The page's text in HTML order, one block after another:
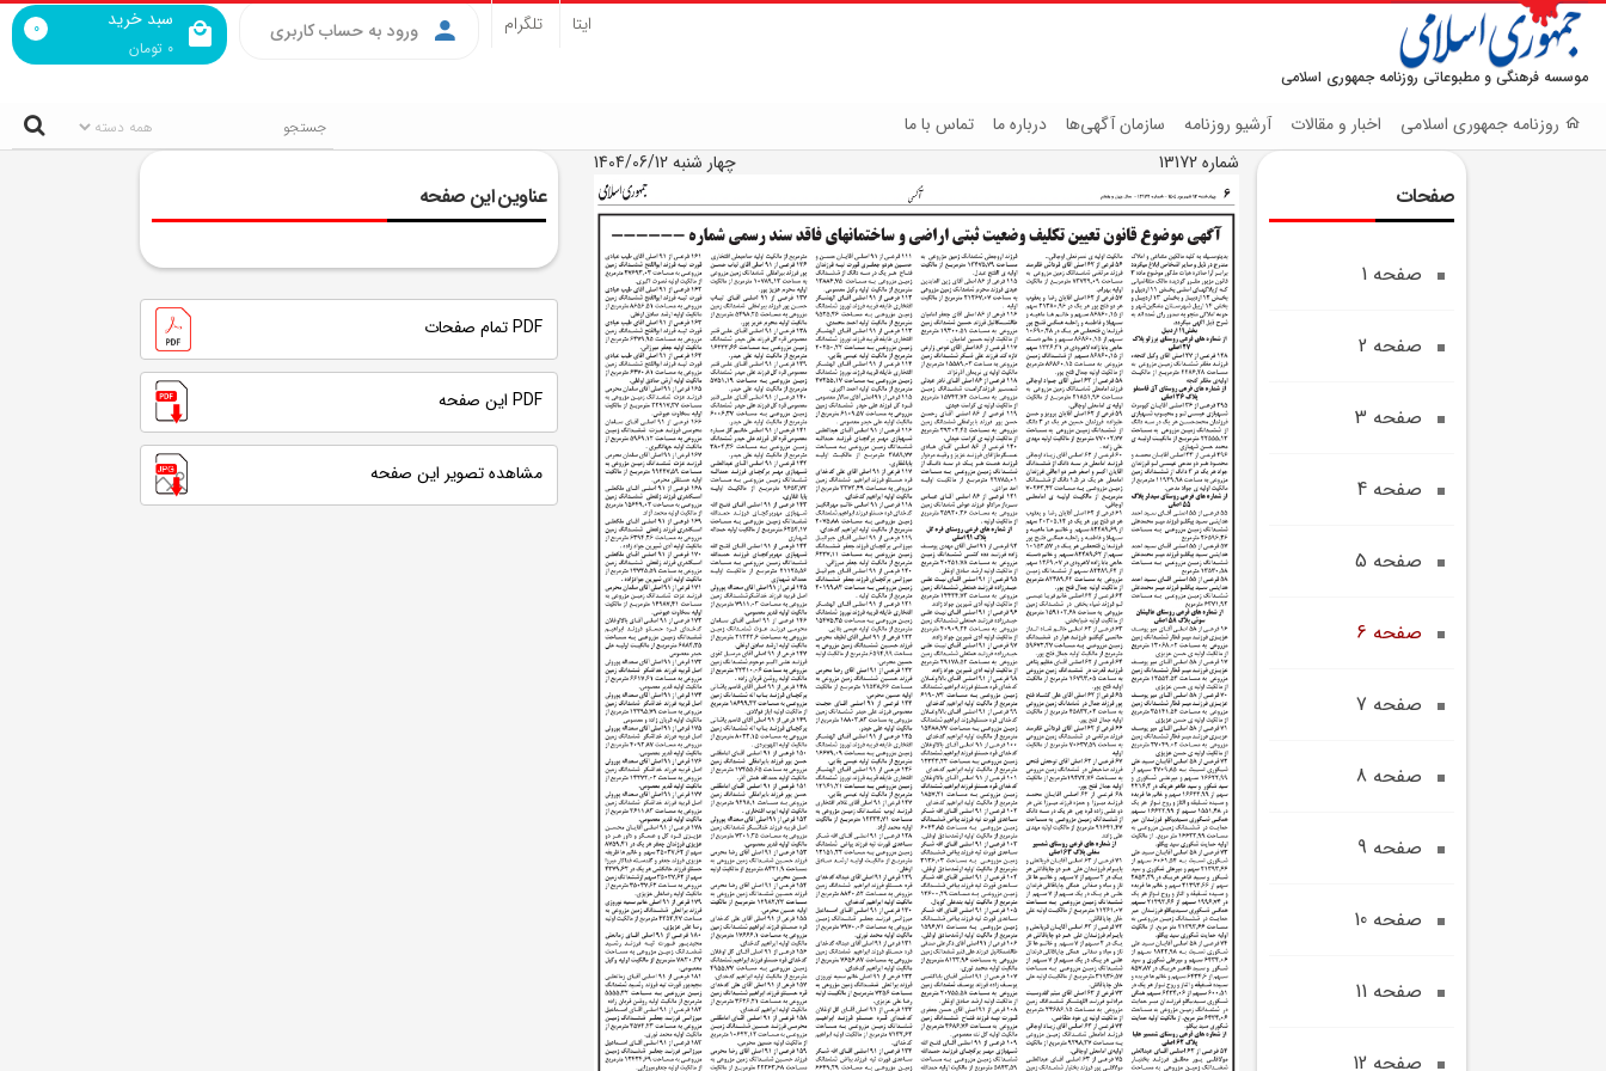
موسسه فرهنگی و مطبوعاتی روزنامه جمهوری اسلامی
سبد خرید
0 تومان
0 ورود به حساب کاربری ایتا تلگرام
روزنامه جمهوری اسلامی اخبار و مقالات آرشیو روزنامه سازمان آگهی‌ها درباره ما تماس با ما
صفحات
صفحه 1
صفحه 2
صفحه 3
صفحه 4
صفحه 5
صفحه 6
صفحه 7
صفحه 8
صفحه 9
صفحه 10
صفحه 11
صفحه 12
شماره 13172 چهار شنبه 1404/06/12
عناوین این صفحه
PDF تمام صفحات
PDF این صفحه
مشاهده تصویر این صفحه